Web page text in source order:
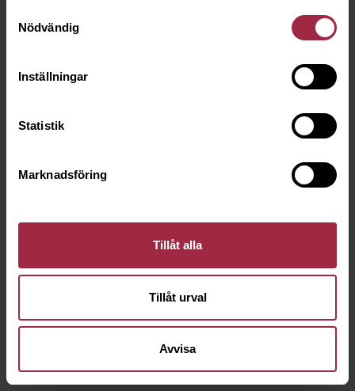
Nödvändig
Inställningar
Statistik
Marknadsföring
Tillåt alla
Tillåt urval
Avvisa